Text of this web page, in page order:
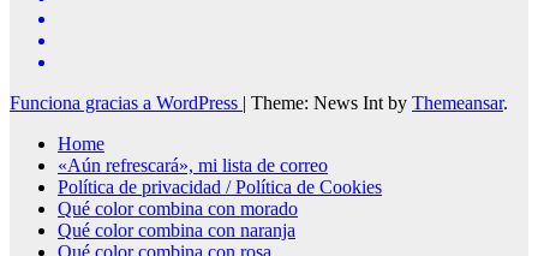
Funciona gracias a WordPress | Theme: News Int by Themeansar.
Home
«Aún refrescará», mi lista de correo
Política de privacidad / Política de Cookies
Qué color combina con morado
Qué color combina con naranja
Qué color combina con rosa